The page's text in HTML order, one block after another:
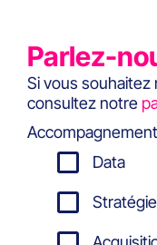
Parlez-
Si vous souhaitez
consultez notre
Data
Stratégie